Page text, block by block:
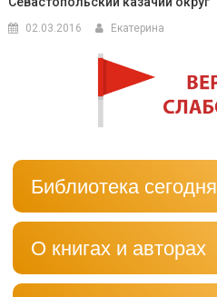
02.03.2016 Екатерина
Библиотека сегодня
О книгах и авторах